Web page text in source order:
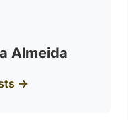
Almeida
→